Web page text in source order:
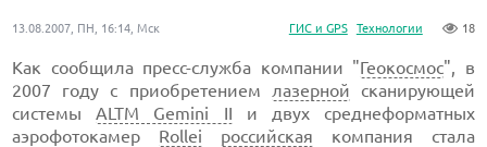
ГИС и GPS Технологии 18
13.08.2007, ПН, 16:14, Мск
Как сообщила пресс-служба компании "Геокосмос", в
2007 году с приобретением лазерной сканирующей
системыALTM Gemini II и двух среднеформатных
аэрофотокамер Rollei российская компания стала